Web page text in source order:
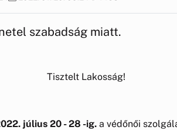
szabadság miatt.
Tisztelt Lakosság!
július 20 - 28 -ig. a védőnői